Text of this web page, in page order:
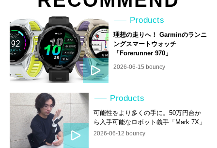
Products
理想の走りへ！ Garminのランニ
ングスマートウォッチ
「Forerunner 970」
2026-06-15 bouncy
Products
可能性をより多くの手に。50万円台か
ら入手可能なロボット義手「Mark 7X」
2026-06-12 bouncy